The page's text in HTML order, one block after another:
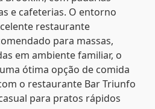
e cafeterias. O entorno
restaurante
para massas,
em ambiente familiar, o
ótima opção de comida
o restaurante Bar Triunfo
para pratos rápidos